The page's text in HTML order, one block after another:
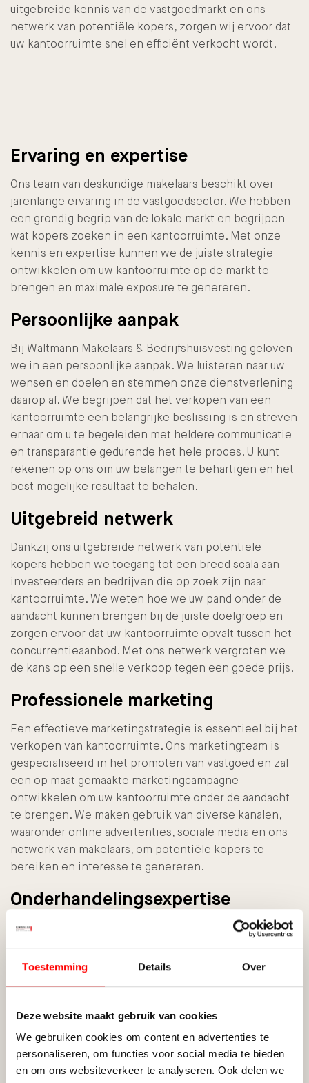
Toestemming Details Over
Deze website maakt gebruik van cookies
We gebruiken cookies om content en advertenties te
personaliseren, om functies voor social media te bieden
en om ons websiteverkeer te analyseren. Ook delen we
uitgebreide kennis van de vastgoedmarkt en ons
netwerk van potentiële kopers, zorgen wij ervoor dat
uw kantoorruimte snel en efficiënt verkocht wordt.
Ervaring en expertise
Ons team van deskundige makelaars beschikt over
jarenlange ervaring in de vastgoedsector. We hebben
een grondig begrip van de lokale markt en begrijpen
wat kopers zoeken in een kantoorruimte. Met onze
kennis en expertise kunnen we de juiste strategie
ontwikkelen om uw kantoorruimte op de markt te
brengen en maximale exposure te genereren.
Persoonlijke aanpak
Bij Waltmann Makelaars & Bedrijfshuisvesting geloven
we in een persoonlijke aanpak. We luisteren naar uw
wensen en doelen en stemmen onze dienstverlening
daarop af. We begrijpen dat het verkopen van een
kantoorruimte een belangrijke beslissing is en streven
ernaar om u te begeleiden met heldere communicatie
en transparantie gedurende het hele proces. U kunt
rekenen op ons om uw belangen te behartigen en het
best mogelijke resultaat te behalen.
Uitgebreid netwerk
Dankzij ons uitgebreide netwerk van potentiële
kopers hebben we toegang tot een breed scala aan
investeerders en bedrijven die op zoek zijn naar
kantoorruimte. We weten hoe we uw pand onder de
aandacht kunnen brengen bij de juiste doelgroep en
zorgen ervoor dat uw kantoorruimte opvalt tussen het
concurrentieaanbod. Met ons netwerk vergroten we
de kans op een snelle verkoop tegen een goede prijs.
Professionele marketing
Een effectieve marketingstrategie is essentieel bij het
verkopen van kantoorruimte. Ons marketingteam is
gespecialiseerd in het promoten van vastgoed en zal
een op maat gemaakte marketingcampagne
ontwikkelen om uw kantoorruimte onder de aandacht
te brengen. We maken gebruik van diverse kanalen,
waaronder online advertenties, sociale media en ons
netwerk van makelaars, om potentiële kopers te
bereiken en interesse te genereren.
Onderhandelingsexpertise
Het onderhandelen van de beste prijs en voorwaarden
is een cruciaal onderdeel van het verkoopproces.
Onze ervaren makelaars hebben uitgebreide
zorgen ervoor dat u een eerlijke prijs krijgt en dat alle
juridische aspecten zorgvuldig worden afgehandeld.
Volledige begeleiding